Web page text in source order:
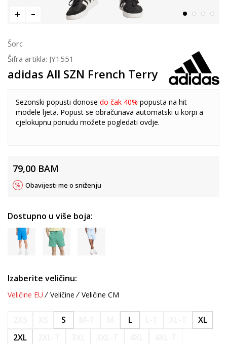
Šorc
Šifra artikla: JY1551
adidas All SZN French Terry
Sezonski popusti donose do čak 40% popusta na hit
modele ljeta. Popust se obračunava automatski u korpi a
cjelokupnu ponudu možete pogledati ovdje.
79,00 BAM
Obavijesti me o sniženju
Dostupno u više boja:
Izaberite veličinu:
Veličine EU Veličine Veličine CM
S L
XL
2XL